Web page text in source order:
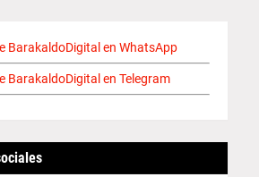
BarakaldoDigital en WhatsApp
BarakaldoDigital en Telegram